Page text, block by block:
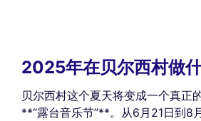
2025年在贝尔西村做
贝尔西村这个夏天将变成一个真正
**“露台音乐节”**。从6月21日到8